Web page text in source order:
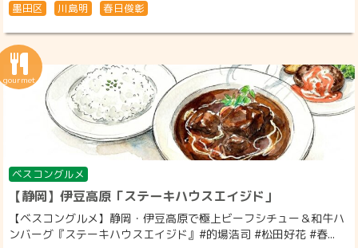
墨田区 川島明 春日俊彰
ベスコングルメ
【静岡】伊豆高原「ステーキハウスエイジド」
【ベスコングルメ】静岡・伊豆高原で極上ビーフシチュー＆和牛ハ
ンバーグ『ステーキハウスエイジド』#的場浩司 #松田好花 #春...